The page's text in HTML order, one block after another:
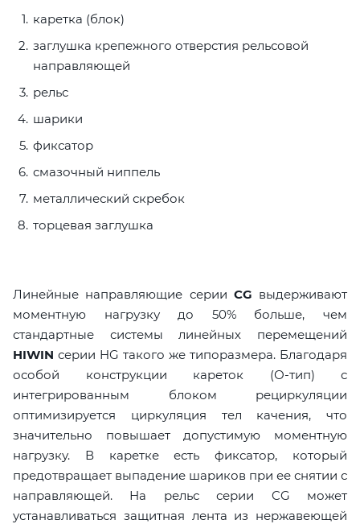
каретка (блок)
заглушка крепежного отверстия рельсовой
направляющей
рельс
шарики
фиксатор
смазочный ниппель
металлический скребок
торцевая заглушка
Линейные направляющие серии CG выдерживают
моментную нагрузку до 50% больше, чем
стандартные системы линейных перемещений
HIWIN серии HG такого же типоразмера. Благодаря
особой конструкции кареток (О-тип) с
интегрированным блоком рециркуляции
оптимизируется циркуляция тел качения, что
значительно повышает допустимую моментную
нагрузку. В каретке есть фиксатор, который
предотвращает выпадение шариков при ее снятии с
направляющей. На рельс серии CG может
устанавливаться защитная лента из нержавеющей